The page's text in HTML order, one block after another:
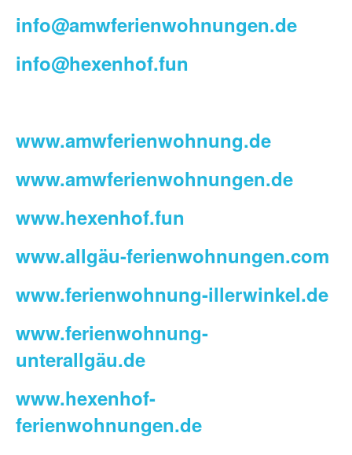
info@amwferienwohnungen.de
info@hexenhof.fun
www.amwferienwohnung.de
www.amwferienwohnungen.de
www.hexenhof.fun
www.allgäu-ferienwohnungen.com
www.ferienwohnung-illerwinkel.de
www.ferienwohnung-
unterallgäu.de
www.hexenhof-
ferienwohnungen.de